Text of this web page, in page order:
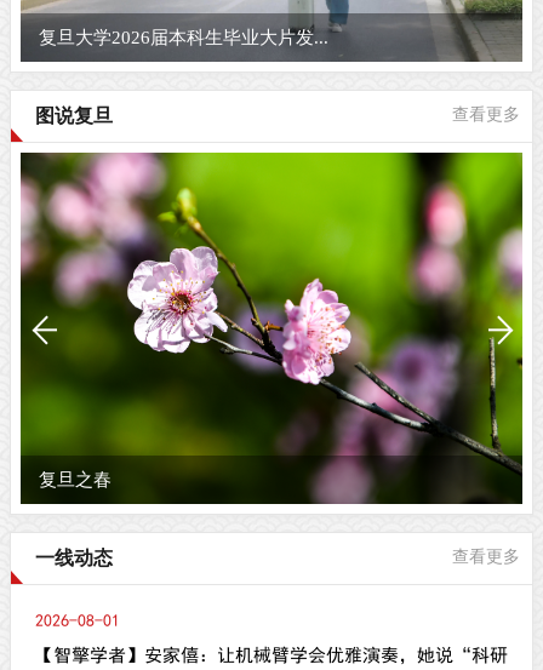
复旦大学2026届本科生毕业大片发...
图说复旦 查看更多
复旦之春
一线动态 查看更多
2026-08-01
【智擎学者】安家僖：让机械臂学会优雅演奏，她说“科研